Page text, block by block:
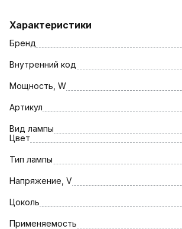
Характеристики
Бренд
Внутренний код
Мощность, W
Артикул
Вид лампы
Цвет
Тип лампы
Напряжение, V
Цоколь
Применяемость